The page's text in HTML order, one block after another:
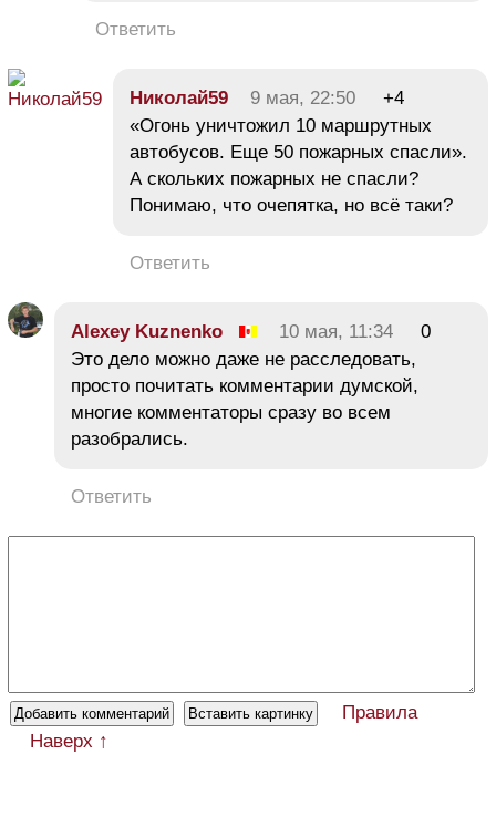
Ответить
Николай59 9 мая, 22:50
+4
«Огонь уничтожил 10 маршрутных
автобусов. Еще 50 пожарных спасли».
А скольких пожарных не спасли?
Понимаю, что очепятка, но всё таки?
Ответить
Alexey Kuznenko 10 мая, 11:34
0
Это дело можно даже не расследовать,
просто почитать комментарии думской,
многие комментаторы сразу во всем
разобрались.
Ответить
Правила
Наверх ↑